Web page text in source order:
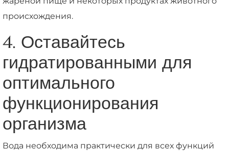
происхождения.
4. Оставайтесь
гидратированными для
оптимального
функционирования
организма
Вода необходима практически для всех функций